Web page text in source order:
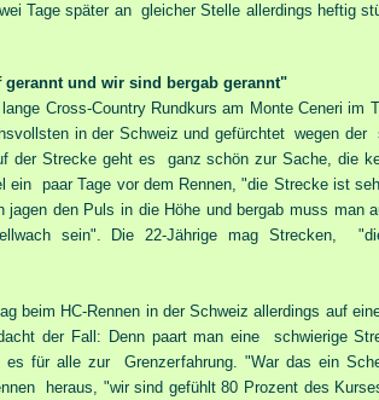
Tage später an gleicher Stelle allerdings heftig
und wir sind bergab gerannt"
Cross-Country Rundkurs am Monte Ceneri im
in der Schweiz und gefürchtet wegen der
der Strecke geht es ganz schön zur Sache, die
ein paar Tage vor dem Rennen, "die Strecke ist
jagen den Puls in die Höhe und bergab muss man
sein". Die 22-Jährige mag Strecken,
beim HC-Rennen in der Schweiz allerdings auf
der Fall: Denn paart man eine schwierige
es für alle zur Grenzerfahrung. "War das ein
heraus, "wir sind gefühlt 80 Prozent des